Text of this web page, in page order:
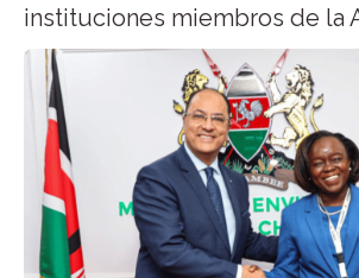
instituciones miembros de la